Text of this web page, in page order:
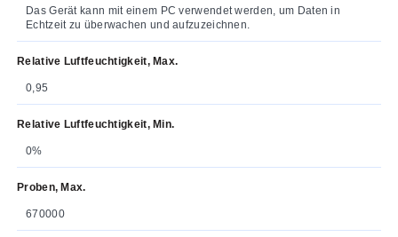
Das Gerät kann mit einem PC verwendet werden, um Daten in
Echtzeit zu überwachen und aufzuzeichnen.
Relative Luftfeuchtigkeit, Max.
0,95
Relative Luftfeuchtigkeit, Min.
0%
Proben, Max.
670000